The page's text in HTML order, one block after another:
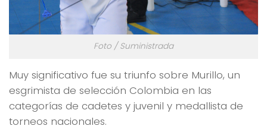
Foto / Suministrada
Muy significativo fue su triunfo sobre Murillo, un
esgrimista de selección Colombia en las
categorías de cadetes y juvenil y medallista de
torneos nacionales.